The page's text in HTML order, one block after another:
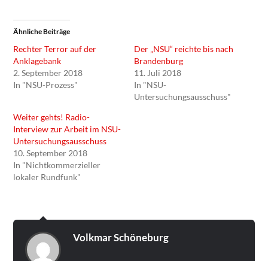
Ähnliche Beiträge
Rechter Terror auf der
Anklagebank
2. September 2018
In "NSU-Prozess"
Der „NSU“ reichte bis nach
Brandenburg
11. Juli 2018
In "NSU-
Untersuchungsausschuss"
Weiter gehts! Radio-
Interview zur Arbeit im NSU-
Untersuchungsausschuss
10. September 2018
In "Nichtkommerzieller
lokaler Rundfunk"
Volkmar Schöneburg